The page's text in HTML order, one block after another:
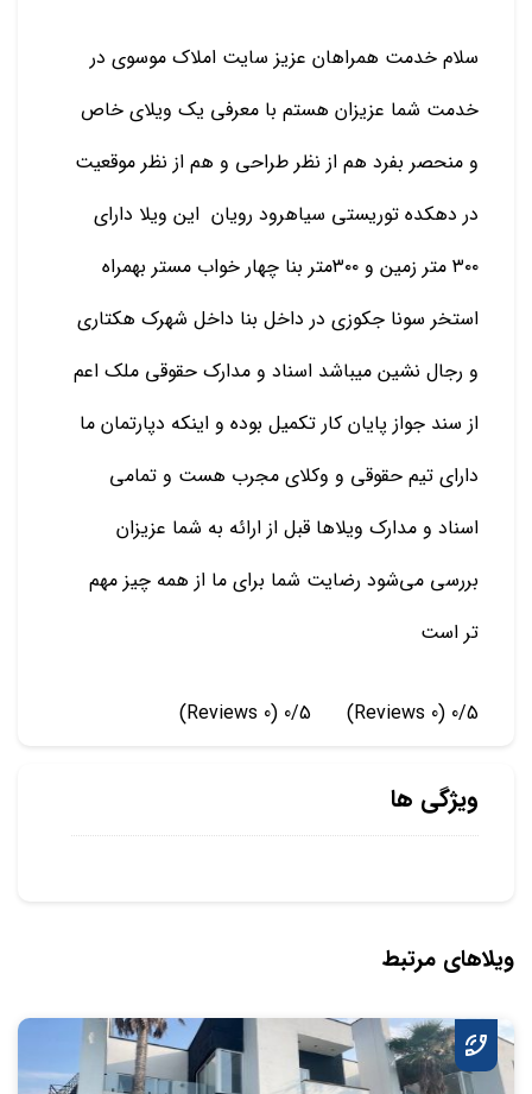
سلام خدمت همراهان عزیز سایت املاک موسوی در
خدمت شما عزیزان هستم با معرفی یک ویلای خاص
و منحصر بفرد هم از نظر طراحی و هم از نظر موقعیت
در دهکده توریستی سیاهرود رویان این ویلا دارای
۳۰۰ متر زمین و ۳۰۰متر بنا چهار خواب مستر بهمراه
استخر سونا جکوزی در داخل بنا داخل شهرک هکتاری
و رجال نشین میباشد اسناد و مدارک حقوقی ملک اعم
از سند جواز پایان کار تکمیل بوده و اینکه دپارتمان ما
دارای تیم حقوقی و وکلای مجرب هست و تمامی
اسناد و مدارک ویلاها قبل از ارائه به شما عزیزان
بررسی می‌شود رضایت شما برای ما از همه چیز مهم
تر است
0/5
(0 Reviews)
0/5
(0 Reviews)
ویژگی ها
ویلاهای مرتبط